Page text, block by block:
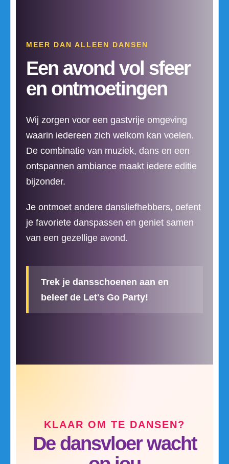
MEER DAN ALLEEN DANSEN
Een avond vol sfeer
en ontmoetingen
Wij zorgen voor een gastvrije omgeving
waarin iedereen zich welkom kan voelen.
De combinatie van muziek, dans en een
ontspannen ambiance maakt iedere editie
bijzonder.
Je ontmoet andere dansliefhebbers, oefent
je favoriete danspassen en geniet samen
van een gezellige avond.
Trek je dansschoenen aan en
beleef de Let's Go Party!
KLAAR OM TE DANSEN?
De dansvloer wacht